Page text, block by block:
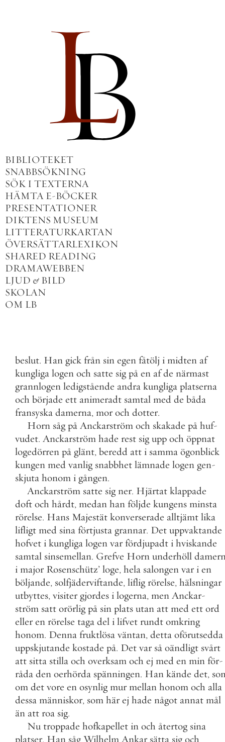
BIBLIOTEKET
SNABBSÖKNING
SÖK I TEXTERNA
HÄMTA E-BÖCKER
PRESENTATIONER
DIKTENS MUSEUM
LITTERATURKARTAN
ÖVERSÄTTARLEXIKON
SHARED READING
DRAMAWEBBEN
LJUD & BILD
SKOLAN
OM LB
beslut. Han gick från sin egen fåtölj i midten af
kungliga logen och satte sig på en af de närmast
grannlogen ledigstående andra kungliga platserna
och började ett animeradt samtal med de båda
fransyska damerna, mor och dotter.
Horn såg på Anckarström och skakade på huf-
vudet. Anckarström hade rest sig upp och öppnat
logedörren på glänt, beredd att i samma ögonblick
kungen med vanlig snabbhet lämnade logen gen-
skjuta honom i gången.
Anckarström satte sig ner. Hjärtat klappade
doft och hårdt, medan han följde kungens minsta
rörelse. Hans Majestät konverserade alltjämt lika
lifligt med sina förtjusta grannar. Det uppvaktande
hofvet i kungliga logen var fördjupadt i hviskande
samtal sinsemellan. Grefve Horn underhöll
i major Rosenschütz’ loge, hela salongen var i en
böljande, solfjäderviftande, liflig rörelse, hälsningar
utbyttes, visiter gjordes i logerna, men Anckar-
ström satt orörlig på sin plats utan att med ett ord
eller en rörelse taga del i lifvet rundt omkring
honom. Denna fruktlösa väntan, detta oförutsedda
uppskjutande kostade på. Det var så oändligt svårt
att sitta stilla och overksam och ej med en min för-
råda den oerhörda spänningen. Han kände det,
om det vore en osynlig mur mellan honom och alla
dessa människor, som här ej hade något annat mål
än att roa sig.
Nu troppade hofkapellet in och återtog sina
platser. Han såg Wilhelm Ankar sätta sig och